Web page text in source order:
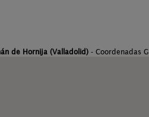
de Hornija (Valladolid)- Coordenadas